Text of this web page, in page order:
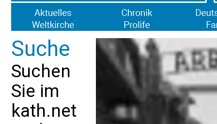
Suche
Suchen
Sie im
kath.net